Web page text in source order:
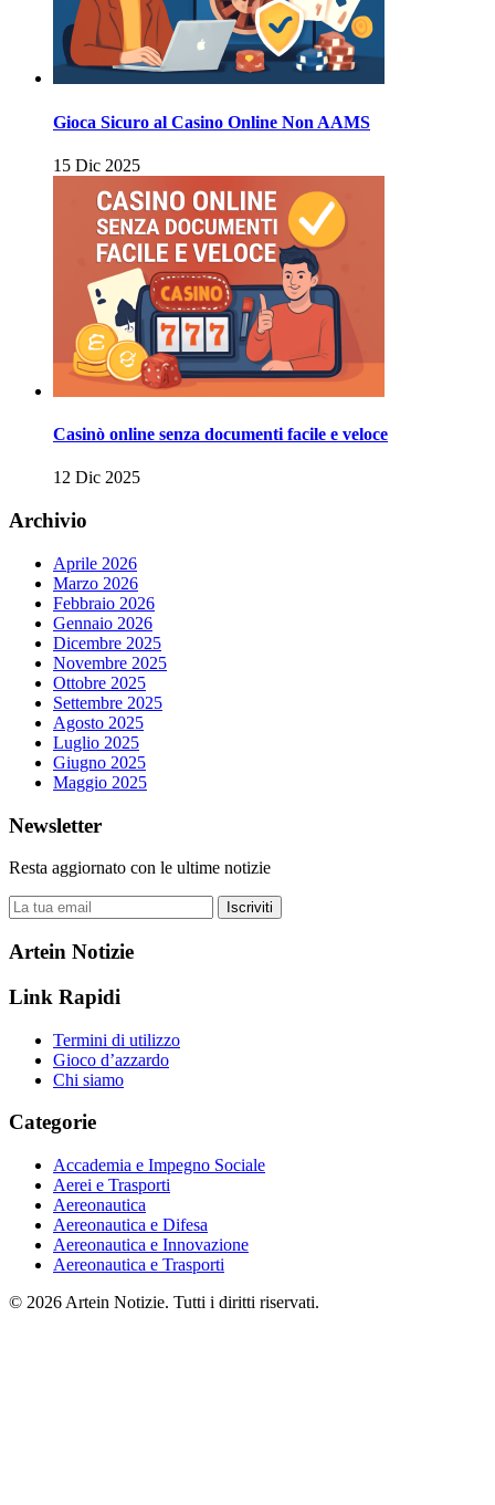
Gioca Sicuro al Casino Online Non AAMS
15 Dic 2025
Casinò online senza documenti facile e veloce
12 Dic 2025
Archivio
Aprile 2026
Marzo 2026
Febbraio 2026
Gennaio 2026
Dicembre 2025
Novembre 2025
Ottobre 2025
Settembre 2025
Agosto 2025
Luglio 2025
Giugno 2025
Maggio 2025
Newsletter
Resta aggiornato con le ultime notizie
Iscriviti
Artein Notizie
Link Rapidi
Termini di utilizzo
Gioco d’azzardo
Chi siamo
Categorie
Accademia e Impegno Sociale
Aerei e Trasporti
Aereonautica
Aereonautica e Difesa
Aereonautica e Innovazione
Aereonautica e Trasporti
© 2026 Artein Notizie. Tutti i diritti riservati.